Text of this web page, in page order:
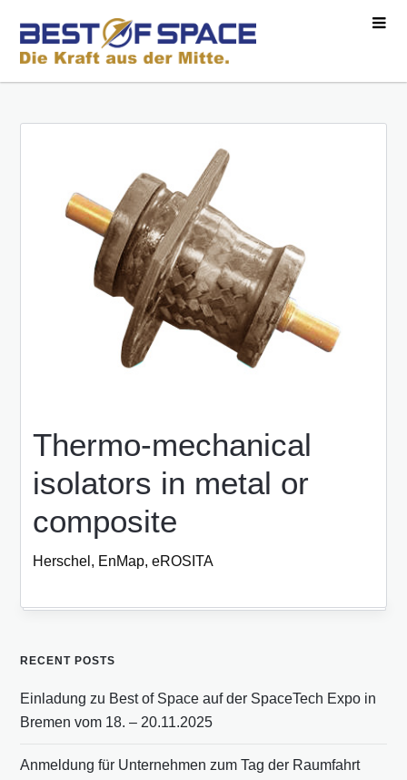
Thermo-mechanical
isolators in metal or
composite
Herschel, EnMap, eROSITA
RECENT POSTS
Einladung zu Best of Space auf der SpaceTech Expo in
Bremen vom 18. – 20.11.2025
Anmeldung für Unternehmen zum Tag der Raumfahrt